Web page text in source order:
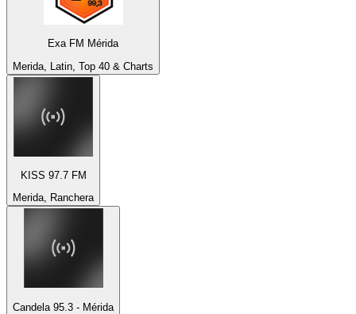
Exa FM Mérida
Merida, Latin, Top 40 & Charts
KISS 97.7 FM
Merida, Ranchera
Candela 95.3 - Mérida